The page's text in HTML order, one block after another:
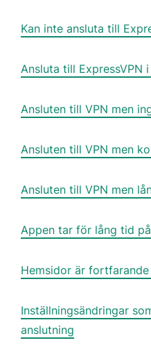
Kan inte ansluta till
Ansluta till ExpressVPN
Ansluten till VPN men
Ansluten till VPN men
Ansluten till VPN men
Appen tar för lång tid
Hemsidor är
Inställningsändringar
anslutning